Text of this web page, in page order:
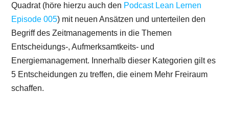
Quadrat (höre hierzu auch den Podcast Lean Lernen
Episode 005) mit neuen Ansätzen und unterteilen den
Begriff des Zeitmanagements in die Themen
Entscheidungs-, Aufmerksamtkeits- und
Energiemanagement. Innerhalb dieser Kategorien gilt es
5 Entscheidungen zu treffen, die einem Mehr Freiraum
schaffen.